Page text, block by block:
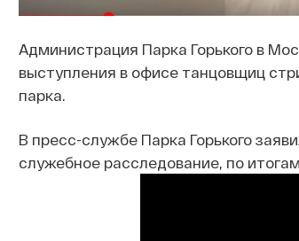
Администрация Парка Горького в
выступления в офисе танцовщиц
парка.
В пресс-службе Парка Горького
служебное расследование, по